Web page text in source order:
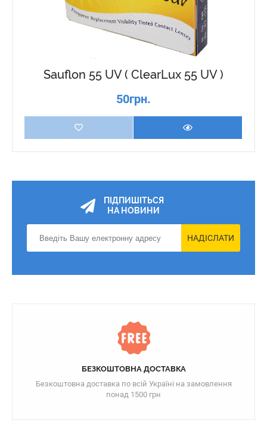
Sauflon 55 UV ( ClearLux 55 UV )
50грн.
ПІДПИШІТЬСЯ
НА НОВИНИ
НАДІСЛАТИ
БЕЗКОШТОВНА ДОСТАВКА
Безкоштовна доставка по всій Україні на замовлення
понад 1500 грн